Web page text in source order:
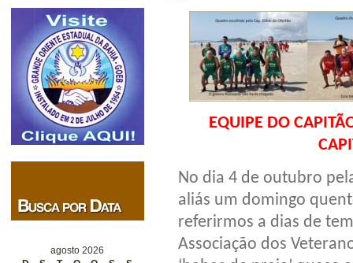
agosto 2026
EQUIPE DO
No dia 4 de outubro
aliás um domingo
referirmos a dias de
Associação dos